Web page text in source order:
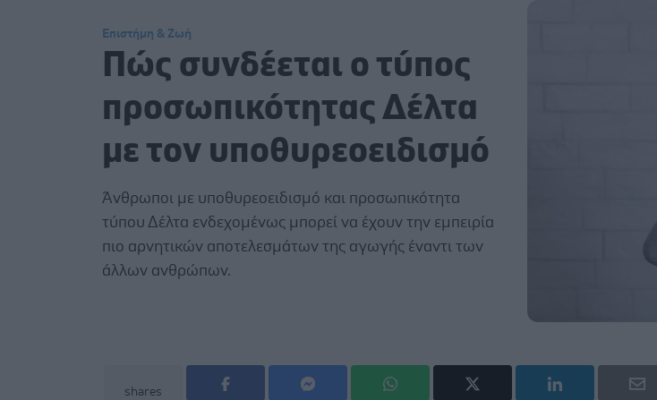
Επιστήμη & Ζωή
Πώς συνδέεται ο τύπος
προσωπικότητας Δέλτα
με τον υποθυρεοειδισμό
Άνθρωποι με υποθυρεοειδισμό και προσωπικότητα
τύπου Δέλτα ενδεχομένως μπορεί να έχουν την εμπειρία
πιο αρνητικών αποτελεσμάτων της αγωγής έναντι των
άλλων ανθρώπων.
shares